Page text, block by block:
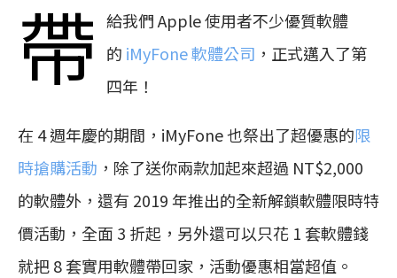
帶 給我們 Apple 使用者不少優質軟體
的 iMyFone 軟體公司 ，正式邁入了第
四年！
在 4 週年慶的期間，iMyFone 也祭出了超優惠的限
時搶購活動 ，除了送你兩款加起來超過 NT$2,000
的軟體外，還有 2019 年推出的全新解鎖軟體限時特
價活動，全面 3 折起，另外還可以只花 1 套軟體錢
就把 8 套實用軟體帶回家，活動優惠相當超值。